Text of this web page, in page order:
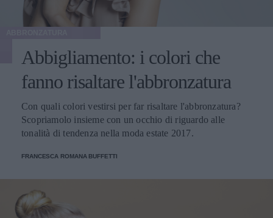
Abbigliamento: i colori che
fanno risaltare l'abbronzatura
Con quali colori vestirsi per far risaltare l'abbronzatura?
Scopriamolo insieme con un occhio di riguardo alle
tonalità di tendenza nella moda estate 2017.
FRANCESCA ROMANA BUFFETTI